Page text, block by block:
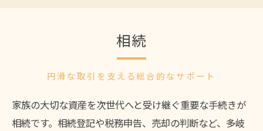
相続
円滑な取引を支える総合的なサポート
家族の大切な資産を次世代へと受け継ぐ重要な手続きが
相続です。相続登記や税務申告、売却の判断など、多岐